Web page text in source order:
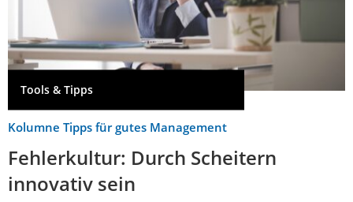
Tools & Tipps
Kolumne Tipps für gutes Management
Fehlerkultur: Durch Scheitern
innovativ sein